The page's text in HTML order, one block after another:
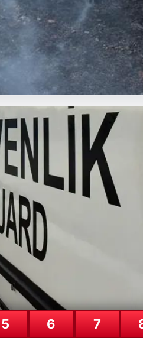
ormana
Yangın Kontrol Altına Alındı”,
5 6 7